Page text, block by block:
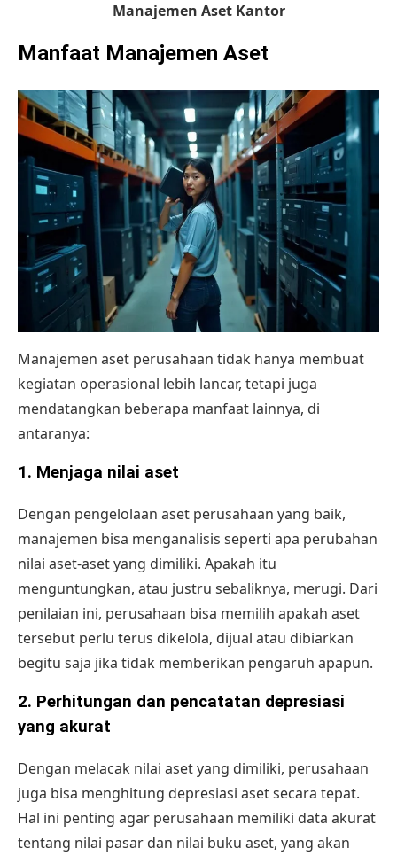
Manajemen Aset Kantor
Manfaat Manajemen Aset
Manajemen aset perusahaan tidak hanya membuat
kegiatan operasional lebih lancar, tetapi juga
mendatangkan beberapa manfaat lainnya, di
antaranya:
1. Menjaga nilai aset
Dengan pengelolaan aset perusahaan yang baik,
manajemen bisa menganalisis seperti apa perubahan
nilai aset-aset yang dimiliki. Apakah itu
menguntungkan, atau justru sebaliknya, merugi. Dari
penilaian ini, perusahaan bisa memilih apakah aset
tersebut perlu terus dikelola, dijual atau dibiarkan
begitu saja jika tidak memberikan pengaruh apapun.
2. Perhitungan dan pencatatan depresiasi
yang akurat
Dengan melacak nilai aset yang dimiliki, perusahaan
juga bisa menghitung depresiasi aset secara tepat.
Hal ini penting agar perusahaan memiliki data akurat
tentang nilai pasar dan nilai buku aset, yang akan